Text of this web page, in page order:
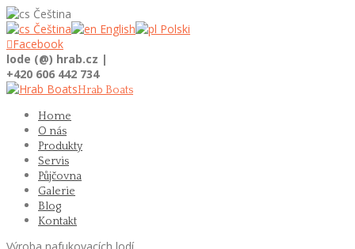
Čeština
Čeština
English
Polski
Facebook
lode (@) hrab.cz |
+420 606 442 734
Hrab Boats
Home
O nás
Produkty
Servis
Půjčovna
Galerie
Blog
Kontakt